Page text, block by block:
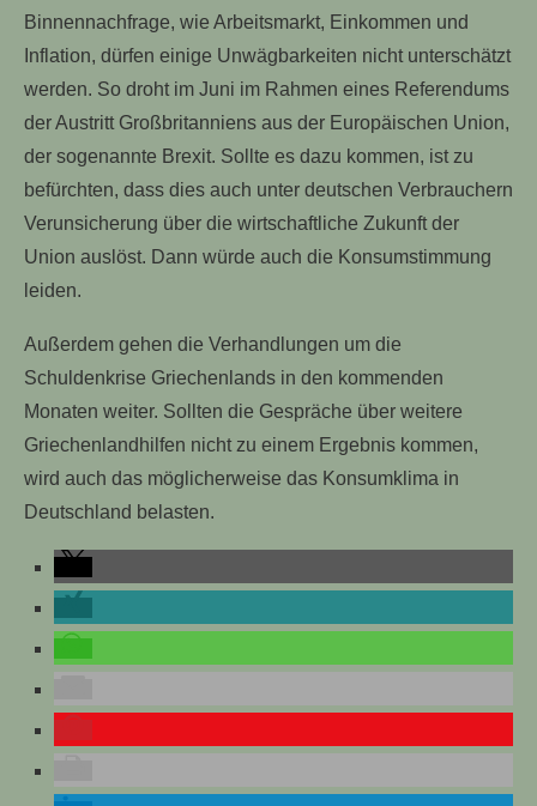
Binnennachfrage, wie Arbeitsmarkt, Einkommen und
Inflation, dürfen einige Unwägbarkeiten nicht unterschätzt
werden. So droht im Juni im Rahmen eines Referendums
der Austritt Großbritanniens aus der Europäischen Union,
der sogenannte Brexit. Sollte es dazu kommen, ist zu
befürchten, dass dies auch unter deutschen Verbrauchern
Verunsicherung über die wirtschaftliche Zukunft der
Union auslöst. Dann würde auch die Konsumstimmung
leiden.
Außerdem gehen die Verhandlungen um die
Schuldenkrise Griechenlands in den kommenden
Monaten weiter. Sollten die Gespräche über weitere
Griechenlandhilfen nicht zu einem Ergebnis kommen,
wird auch das möglicherweise das Konsumklima in
Deutschland belasten.